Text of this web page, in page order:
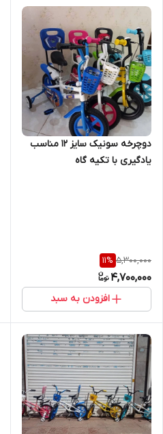
دوچرخه سونیک سایز 12 مناسب
یادگیری با تکیه گاه
5,300,000
11%
4,700,000
افزودن به سبد